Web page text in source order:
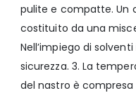
pulite e compatte. Un
costituito da una
Nell’impiego di
sicurezza. 3. La
del nastro è compresa